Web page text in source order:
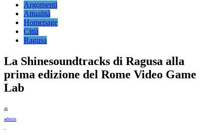
Argomenti
Attualità
Homepage
Città
Ragusa
La Shinesoundtracks di Ragusa alla
prima edizione del Rome Video Game
Lab
di
admin
-